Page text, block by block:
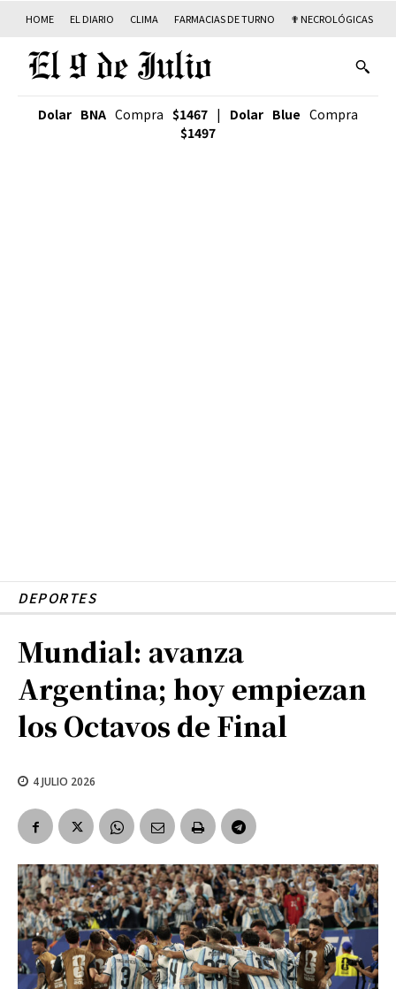
HOME EL DIARIO CLIMA FARMACIAS DE TURNO ✟ NECROLÓGICAS
Dolar BNA Compra $1467 | Dolar Blue Compra
$1497
DEPORTES
Mundial: avanza
Argentina; hoy empiezan
los Octavos de Final
4 JULIO 2026